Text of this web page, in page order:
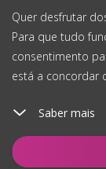
Quer desfrutar
Para que tudo
consentimento
está a concordar
Saber mais